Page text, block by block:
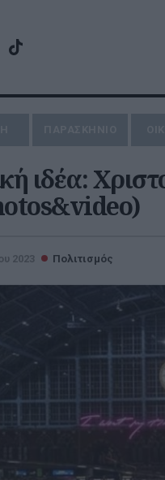
ιδέα:
2023 Πολιτισμός